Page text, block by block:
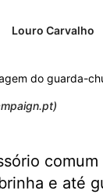
Louro Carvalho
e até